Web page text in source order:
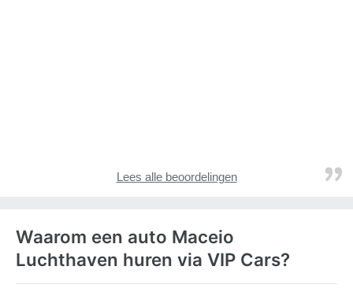
Lees alle beoordelingen
Waarom een auto Maceio
Luchthaven huren via VIP Cars?